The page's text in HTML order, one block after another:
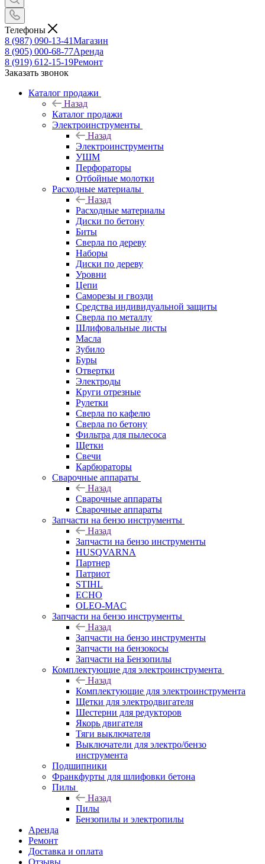
Телефоны
8 (987) 090-13-41Магазин
8 (905) 000-68-77Аренда
8 (919) 612-15-19Ремонт
Заказать звонок
Каталог продажи
Назад
Каталог продажи
Электроинструменты
Назад
Электроинструменты
УШМ
Перфораторы
Отбойные молотки
Расходные материалы
Назад
Расходные материалы
Диски по бетону
Биты
Сверла по дереву
Наборы
Диски по дереву
Уровни
Цепи
Саморезы и гвозди
Средства индивидуальной защиты
Сверла по металлу
Шлифовальные листы
Масла
Зубило
Буры
Отвертки
Электроды
Круги отрезные
Рулетки
Сверла по кафелю
Сверла по бетону
Фильтра для пылесоса
Щетки
Свечи
Карбюраторы
Сварочные аппараты
Назад
Сварочные аппараты
Сварочные аппараты
Запчасти на бензо инструменты
Назад
Запчасти на бензо инструменты
HUSQVARNA
Партнер
Патриот
STIHL
ECHO
OLEO-MAC
Запчасти на бензо инструменты
Назад
Запчасти на бензо инструменты
Запчасти на бензокосы
Запчасти на Бензопилы
Комплектующие для электроинструмента
Назад
Комплектующие для электроинструмента
Щетки для электродвигателя
Шестерни для редукторов
Якорь двигателя
Тяги выключателя
Выключатели для электро/бензо
инструмента
Подшипники
Франкфурты для шлифовки бетона
Пилы
Назад
Пилы
Бензопилы и электропилы
Аренда
Ремонт
Доставка и оплата
Отзывы